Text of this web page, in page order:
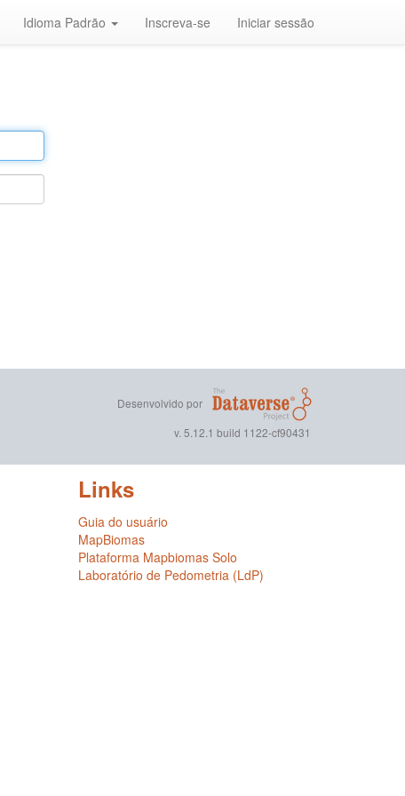
Idioma Padrão Inscreva-se Iniciar sessão
Desenvolvido por
v. 5.12.1 build 1122-cf90431
Links
Guia do usuário
MapBiomas
Plataforma Mapbiomas Solo
Laboratório de Pedometria (LdP)